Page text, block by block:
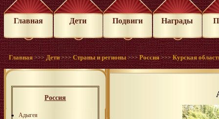
Главная Дети Подвиги Награды
Главная >>>Дети >>>Страны и регионы >>>Россия >>>Курская
Россия
Адыгея